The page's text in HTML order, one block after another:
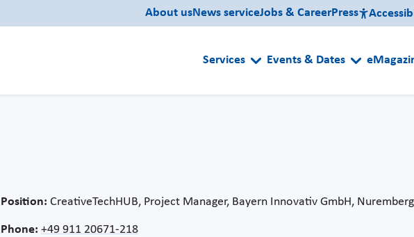
About usNews serviceJobs & CareerPress
Services Events & Dates
Position: CreativeTechHUB, Project Manager, Bayern Innovativ GmbH, Nuremberg
Phone: +49 911 20671-218